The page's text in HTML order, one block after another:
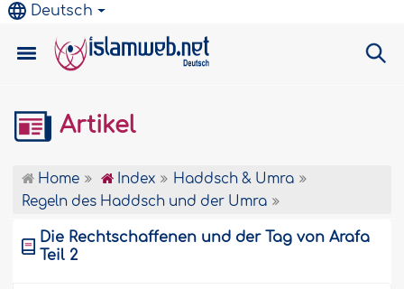
Deutsch
Artikel
Home Index
Haddsch & Umra
Regeln des Haddsch und der Umra
Die Rechtschaffenen und der Tag von Arafa
Teil 2